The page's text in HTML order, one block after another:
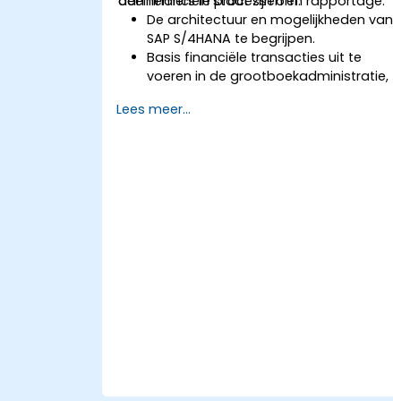
De architectuur en mogelijkheden van
SAP S/4HANA te begrijpen.
Basis financiële transacties uit te
voeren in de grootboekadministratie,
debiteurenadministratie.
Lees meer...